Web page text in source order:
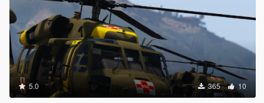
5.0 365 10